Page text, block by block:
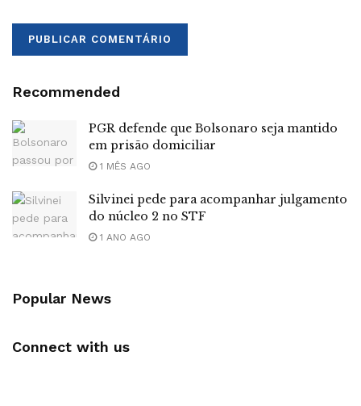
Recommended
PGR defende que Bolsonaro seja mantido
em prisão domiciliar
1 MÊS AGO
Silvinei pede para acompanhar julgamento
do núcleo 2 no STF
1 ANO AGO
Popular News
Connect with us